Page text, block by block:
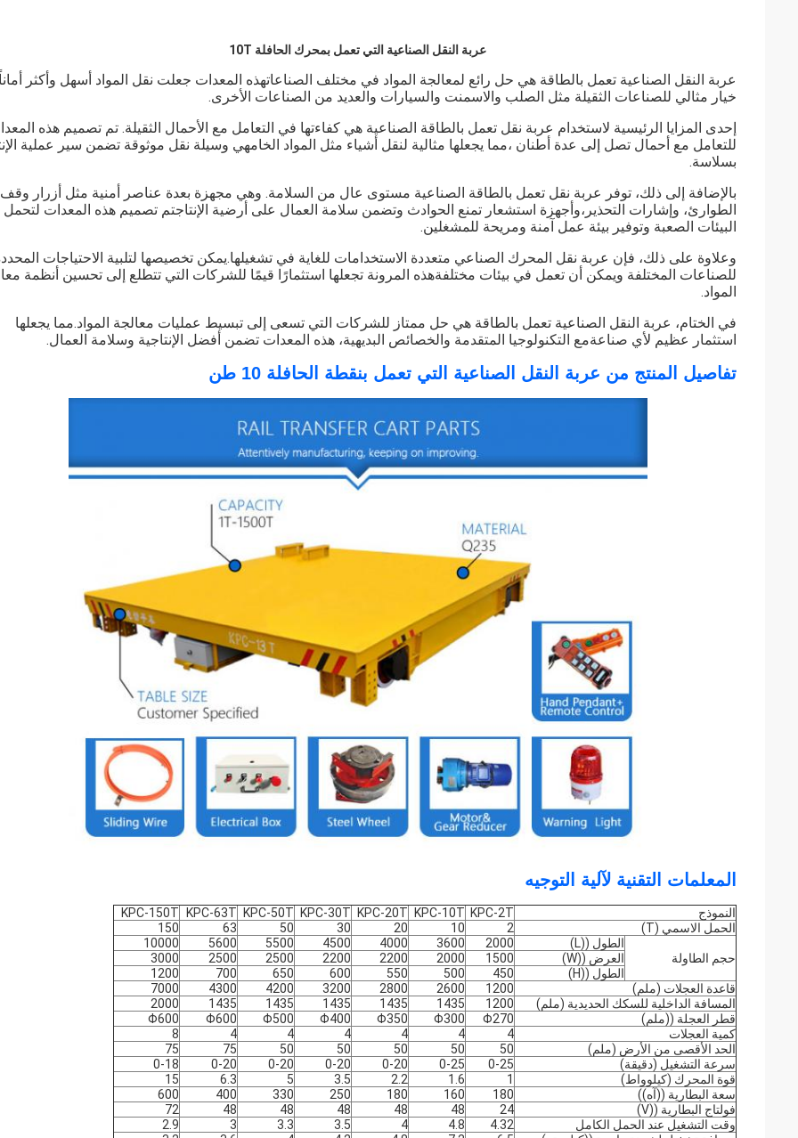
عربة النقل الصناعية التي تعمل بمحرك الحافلة 10T
عربة النقل الصناعية تعمل بالطاقة هي حل رائع لمعالجة المواد في مختلف الصناعاتهذه المعدات جعلت نقل المواد أسهل وأكثر
خيار مثالي للصناعات الثقيلة مثل الصلب والاسمنت والسيارات والعديد من الصناعات الأخرى.
إحدى المزايا الرئيسية لاستخدام عربة نقل تعمل بالطاقة الصناعية هي كفاءتها في التعامل مع الأحمال الثقيلة. تم تصميم هذه
للتعامل مع أحمال تصل إلى عدة أطنان ،مما يجعلها مثالية لنقل أشياء مثل المواد الخامهي وسيلة نقل موثوقة تضمن سير عملية
بسلاسة.
بالإضافة إلى ذلك، توفر عربة نقل تعمل بالطاقة الصناعية مستوى عال من السلامة. وهي مجهزة بعدة عناصر أمنية مثل أزرار وقف
الطوارئ، وإشارات التحذير،وأجهزة استشعار تمنع الحوادث وتضمن سلامة العمال على أرضية الإنتاجتم تصميم هذه المعدات لتحمل
البيئات الصعبة وتوفير بيئة عمل آمنة ومريحة للمشغلين.
وعلاوة على ذلك، فإن عربة نقل المحرك الصناعي متعددة الاستخدامات للغاية في تشغيلها.يمكن تخصيصها لتلبية الاحتياجات
للصناعات المختلفة ويمكن أن تعمل في بيئات مختلفةهذه المرونة تجعلها استثمارًا قيمًا للشركات التي تتطلع إلى تحسين أنظمة
المواد.
في الختام، عربة النقل الصناعية تعمل بالطاقة هي حل ممتاز للشركات التي تسعى إلى تبسيط عمليات معالجة المواد.مما يجعلها
استثمار عظيم لأي صناعةمع التكنولوجيا المتقدمة والخصائص البديهية، هذه المعدات تضمن أفضل الإنتاجية وسلامة العمال.
تفاصيل المنتج من عربة النقل الصناعية التي تعمل بنقطة الحافلة 10 طن
المعلمات التقنية لآلية التوجيه
النموذج KPC-2T
KPC-10T
KPC-20T
KPC-30T
KPC-50T
KPC-63T
KPC-150T
الحمل الاسمي (T)
2
10
20
30
50
63
150
حجم الطاولة
الطول ((L) 2000
3600
4000
4500
5500
5600
10000
العرض ((W)
1500
2000
2200
2200
2500
2500
3000
الطول ((H)
450
500
550
600
650
700
1200
قاعدة العجلات (ملم)
1200
2600
2800
3200
4200
4300
7000
المسافة الداخلية للسكك الحديدية (ملم)
1200
1435
1435
1435
1435
1435
2000
قطر العجلة ((ملم)
Φ270
Φ300
Φ350
Φ400
Φ500
Φ600
Φ600
كمية العجلات
4
4
4
4
4
4
8
الحد الأقصى من الأرض (ملم)
50
50
50
50
50
75
75
سرعة التشغيل (دقيقة)
0-25
0-25
0-20
0-20
0-20
0-20
0-18
قوة المحرك (كيلوواط)
1
1.6
2.2
3.5
5
6.3
15
سعة البطارية ((آه))
180
160
180
250
330
400
600
فولتاج البطارية ((V)
24
48
48
48
48
48
72
وقت التشغيل عند الحمل الكامل
4.32
4.8
4
3.5
3.3
3
2.9